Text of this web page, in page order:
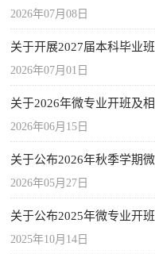
2026年07月08日
关于开展2027届本科毕业
2026年07月01日
关于2026年微专业开班及
2026年06月15日
2026年05月27日
关于公布2025年微专业开
2025年10月14日